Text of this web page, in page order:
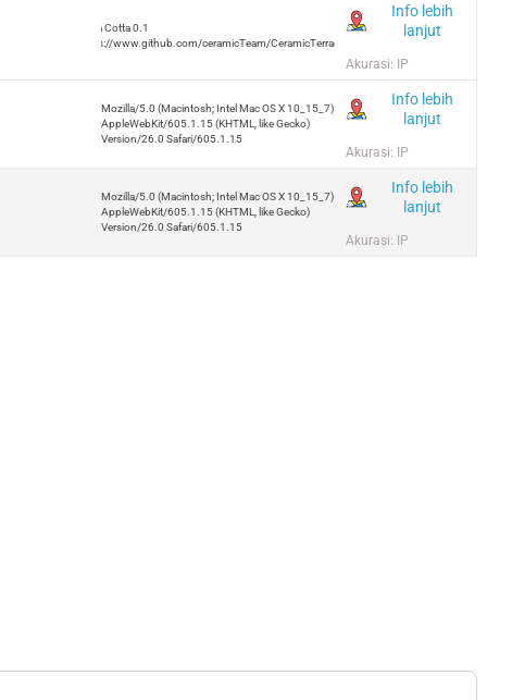
Terra Cotta 0.1
https://www.github.com/ceramicTeam/CeramicTerracotta
Info lebih
lanjut
Akurasi: IP
Mozilla/5.0 (Macintosh; Intel Mac OS X 10_15_7)
AppleWebKit/605.1.15 (KHTML, like Gecko)
Version/26.0 Safari/605.1.15
Info lebih
lanjut
Akurasi: IP
Mozilla/5.0 (Macintosh; Intel Mac OS X 10_15_7)
AppleWebKit/605.1.15 (KHTML, like Gecko)
Version/26.0 Safari/605.1.15
Info lebih
lanjut
Akurasi: IP